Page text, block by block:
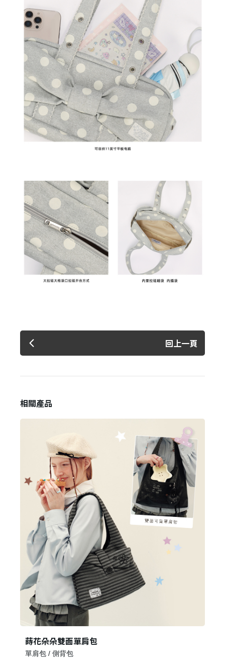
回上一頁
相關產品
蒔花朵朵雙面單肩包
單肩包 / 側背包